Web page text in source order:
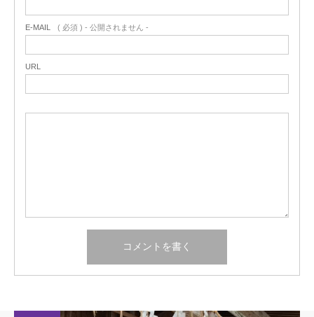
E-MAIL ( 必須 ) - 公開されません -
URL